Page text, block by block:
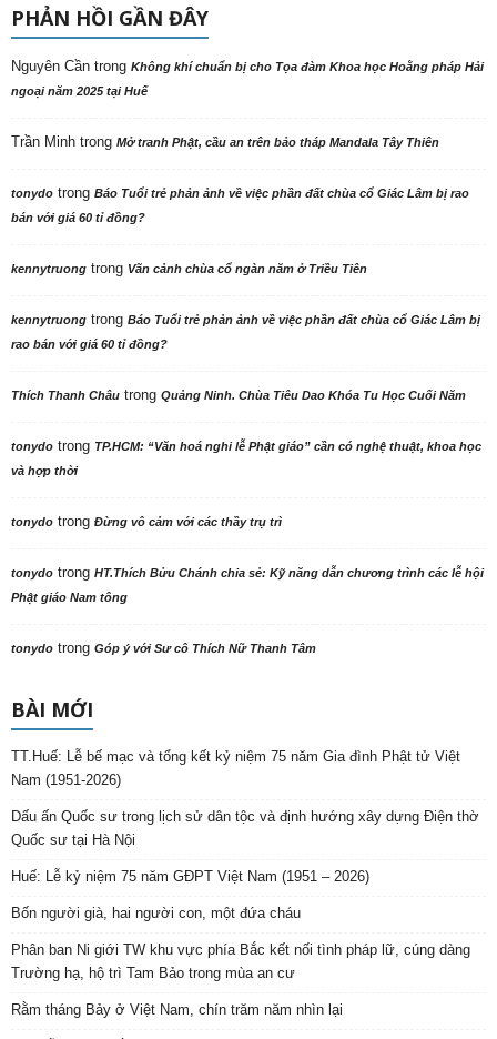
PHẢN HỒI GẦN ĐÂY
Nguyên Cần trong Không khí chuẩn bị cho Tọa đàm Khoa học Hoằng pháp Hải
ngoại năm 2025 tại Huế
Trần Minh trong Mở tranh Phật, cầu an trên bảo tháp Mandala Tây Thiên
tonydo trong Báo Tuổi trẻ phản ảnh về việc phần đất chùa cổ Giác Lâm bị rao
bán với giá 60 tỉ đồng?
kennytruong trong Vãn cảnh chùa cổ ngàn năm ở Triều Tiên
kennytruong trong Báo Tuổi trẻ phản ảnh về việc phần đất chùa cổ Giác Lâm bị
rao bán với giá 60 tỉ đồng?
Thích Thanh Châu trong Quảng Ninh. Chùa Tiêu Dao Khóa Tu Học Cuối Năm
tonydo trong TP.HCM: “Văn hoá nghi lễ Phật giáo” cần có nghệ thuật, khoa học
và hợp thời
tonydo trong Đừng vô cảm với các thầy trụ trì
tonydo trong HT.Thích Bửu Chánh chia sẻ: Kỹ năng dẫn chương trình các lễ hội
Phật giáo Nam tông
tonydo trong Góp ý với Sư cô Thích Nữ Thanh Tâm
BÀI MỚI
TT.Huế: Lễ bế mạc và tổng kết kỷ niệm 75 năm Gia đình Phật tử Việt
Nam (1951-2026)
Dấu ấn Quốc sư trong lịch sử dân tộc và định hướng xây dựng Điện thờ
Quốc sư tại Hà Nội
Huế: Lễ kỷ niệm 75 năm GĐPT Việt Nam (1951 – 2026)
Bốn người già, hai người con, một đứa cháu
Phân ban Ni giới TW khu vực phía Bắc kết nối tình pháp lữ, cúng dàng
Trường hạ, hộ trì Tam Bảo trong mùa an cư
Rằm tháng Bảy ở Việt Nam, chín trăm năm nhìn lại